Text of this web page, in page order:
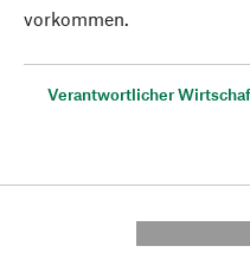
vorkommen.
Verantwortlicher